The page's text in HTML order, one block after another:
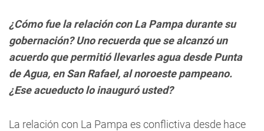
¿Cómo fue la relación con La Pampa durante su
gobernación? Uno recuerda que se alcanzó un
acuerdo que permitió llevarles agua desde Punta
de Agua, en San Rafael, al noroeste pampeano.
¿Ese acueducto lo inauguró usted?
La relación con La Pampa es conflictiva desde hace